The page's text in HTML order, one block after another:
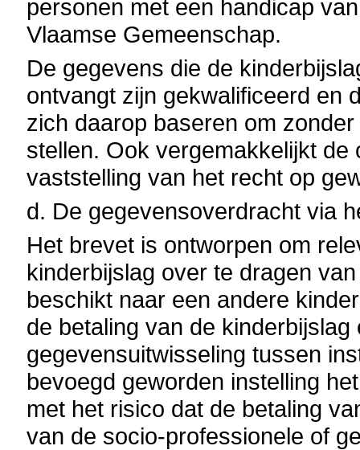
personen met een handicap
Vlaamse Gemeenschap.
De gegevens die de
ontvangt zijn gekwalificeerd en
zich daarop baseren om
stellen. Ook vergemakkelijkt
vaststelling van het recht op
d. De gegevensoverdracht via
Het brevet is ontworpen om
kinderbijslag over te dragen
beschikt naar een andere
de betaling van de
gegevensuitwisseling tussen
bevoegd geworden instelling
met het risico dat de betaling
van de socio-professionele of